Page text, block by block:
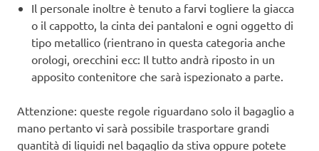
Il personale inoltre è tenuto a farvi togliere la giacca
o il cappotto, la cinta dei pantaloni e ogni oggetto di
tipo metallico (rientrano in questa categoria anche
orologi, orecchini ecc: Il tutto andrà riposto in un
apposito contenitore che sarà ispezionato a parte.
Attenzione: queste regole riguardano solo il bagaglio a
mano pertanto vi sarà possibile trasportare grandi
quantità di liquidi nel bagaglio da stiva oppure potete